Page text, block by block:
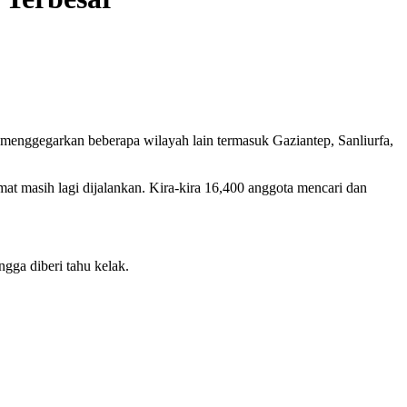
beberapa wilayah lain termasuk Gaziantep, Sanliurfa,
masih lagi dijalankan. Kira-kira 16,400 anggota mencari dan
diberi tahu kelak.